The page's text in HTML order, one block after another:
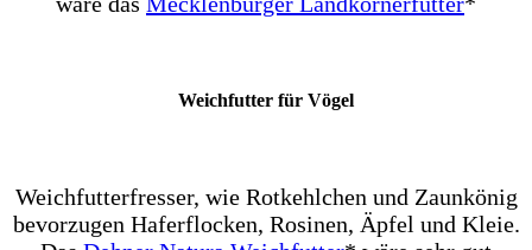
Weichfutter für Vögel
Weichfutterfresser, wie Rotkehlchen und Zaunkönig
bevorzugen Haferflocken, Rosinen, Äpfel und Kleie.